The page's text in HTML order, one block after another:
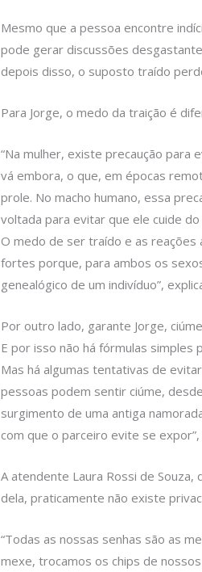
Mesmo que a pessoa encontre
pode gerar discussões
depois disso, o suposto traído
Para Jorge, o medo da traição é
“Na mulher, existe precaução para
vá embora, o que, em épocas
prole. No macho humano, essa
voltada para evitar que ele cuide
O medo de ser traído e as reações
fortes porque, para ambos os
genealógico de um indivíduo”,
Por outro lado, garante Jorge,
E por isso não há fórmulas simples
Mas há algumas tentativas de
pessoas podem sentir ciúme,
surgimento de uma antiga
com que o parceiro evite se
A atendente Laura Rossi de Souza,
dela, praticamente não existe
“Todas as nossas senhas são as
mexe, trocamos os chips de